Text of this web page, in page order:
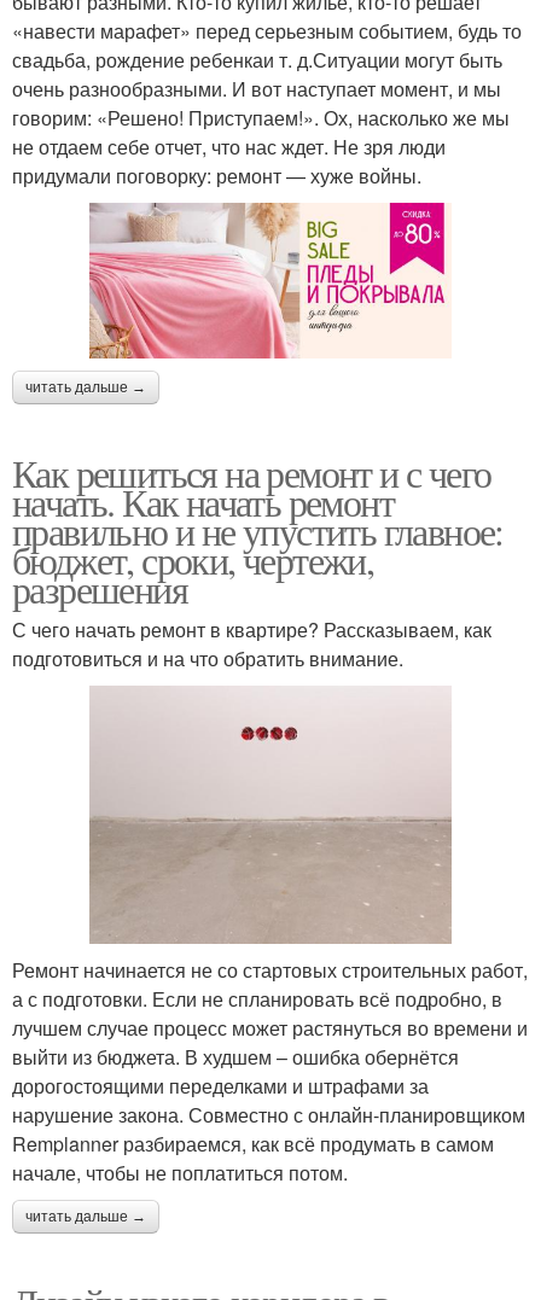
«навести марафет» перед серьезным событием, будь то
свадьба, рождение ребенкаи т. д.Ситуации могут быть
очень разнообразными. И вот наступает момент, и мы
говорим: «Решено! Приступаем!». Ох, насколько же мы
не отдаем себе отчет, что нас ждет. Не зря люди
придумали поговорку: ремонт — хуже войны.
читать дальше →
Как решиться на ремонт и с чего
начать. Как начать ремонт
правильно и не упустить главное:
бюджет, сроки, чертежи,
разрешения
С чего начать ремонт в квартире? Рассказываем, как
подготовиться и на что обратить внимание.
Ремонт начинается не со стартовых строительных работ,
а с подготовки. Если не спланировать всё подробно, в
лучшем случае процесс может растянуться во времени и
выйти из бюджета. В худшем – ошибка обернётся
дорогостоящими переделками и штрафами за
нарушение закона. Совместно с онлайн-планировщиком
Remplanner разбираемся, как всё продумать в самом
начале, чтобы не поплатиться потом.
читать дальше →